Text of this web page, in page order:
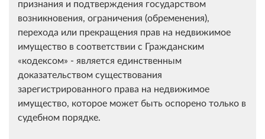
признания и подтверждения государством
возникновения, ограничения (обременения),
перехода или прекращения прав на недвижимое
имущество в соответствии с Гражданским
кодексом
- является единственным
доказательством существования
зарегистрированного права на недвижимое
имущество, которое может быть оспорено только в
судебном порядке.